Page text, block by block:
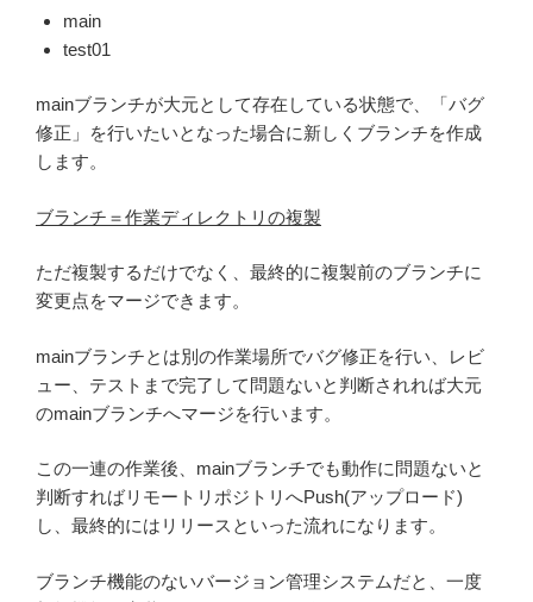
main
test01
mainブランチが大元として存在している状態で、「バグ
修正」を行いたいとなった場合に新しくブランチを作成
します。
ブランチ＝作業ディレクトリの複製
ただ複製するだけでなく、最終的に複製前のブランチに
変更点をマージできます。
mainブランチとは別の作業場所でバグ修正を行い、レビ
ュー、テストまで完了して問題ないと判断されれば大元
のmainブランチへマージを行います。
この一連の作業後、mainブランチでも動作に問題ないと
判断すればリモートリポジトリへPush(アップロード)
し、最終的にはリリースといった流れになります。
ブランチ機能のないバージョン管理システムだと、一度